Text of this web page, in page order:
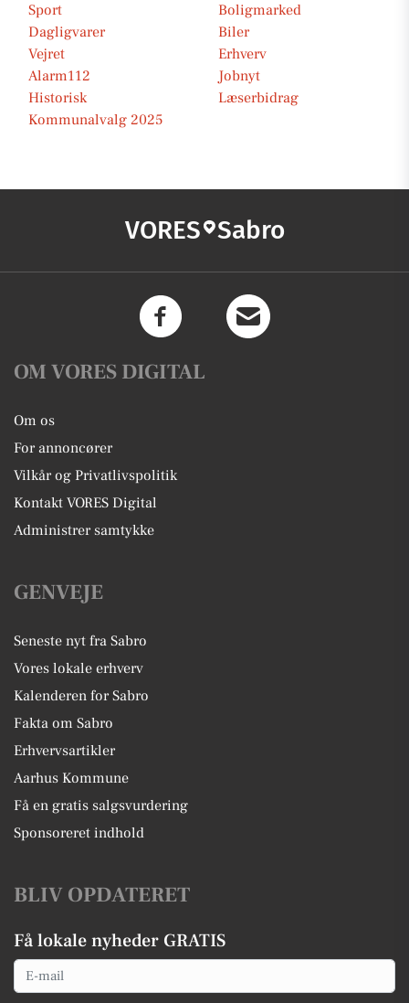
Sport
Boligmarked
Dagligvarer
Biler
Vejret
Erhverv
Alarm112
Jobnyt
Historisk
Læserbidrag
Kommunalvalg 2025
VORES Sabro
OM VORES DIGITAL
Om os
For annoncører
Vilkår og Privatlivspolitik
Kontakt VORES Digital
Administrer samtykke
GENVEJE
Seneste nyt fra Sabro
Vores lokale erhverv
Kalenderen for Sabro
Fakta om Sabro
Erhvervsartikler
Aarhus Kommune
Få en gratis salgsvurdering
Sponsoreret indhold
BLIV OPDATERET
Få lokale nyheder GRATIS
Email